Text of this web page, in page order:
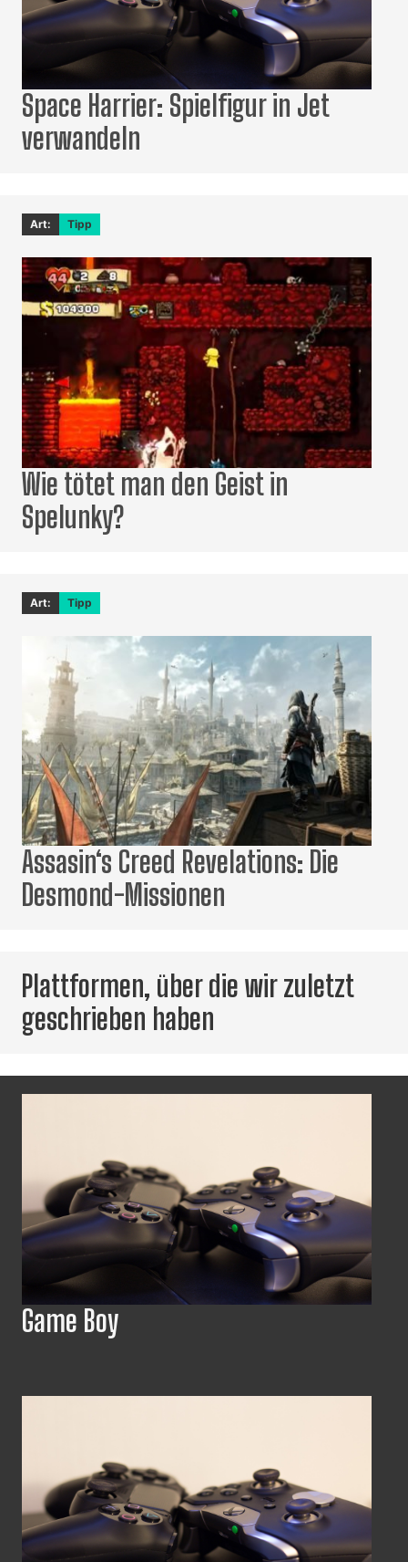
Space Harrier: Spielfigur in Jet
verwandeln
Art: Tipp
Wie tötet man den Geist in
Spelunky?
Art: Tipp
Assasin‘s Creed Revelations: Die
Desmond-Missionen
Plattformen, über die wir zuletzt
geschrieben haben
Game Boy